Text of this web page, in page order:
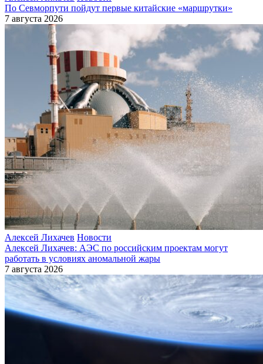
По Севморпути пойдут первые китайские «маршрутки»
7 августа 2026
Алексей Лихачев Новости
Алексей Лихачев: АЭС по российским проектам могут
работать в условиях аномальной жары
7 августа 2026